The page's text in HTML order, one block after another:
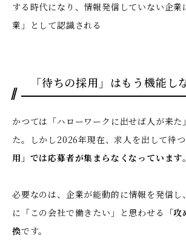
する時代になり、情報発信していない企
業」として認識される
「待ちの採用」はもう機能し
かつては「ハローワークに出せば人が来た
た。しかし2026年現在、求人を出して待
用」では応募者が集まらなくなっています。
必要なのは、企業が能動的に情報を発信し
に「この会社で働きたい」と思わせる
「
換です。